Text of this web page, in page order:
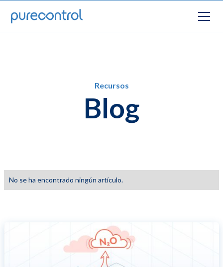
Recursos
Blog
No se ha encontrado ningún artículo.